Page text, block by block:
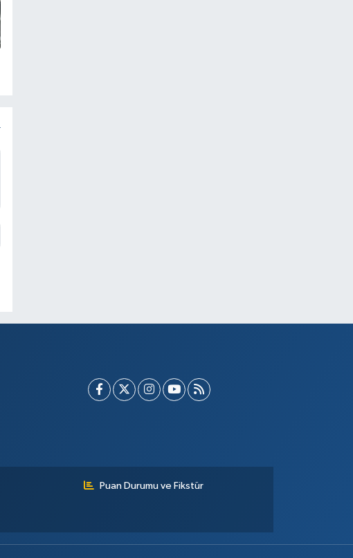
Puan Durumu ve Fikstür